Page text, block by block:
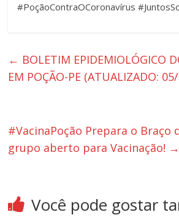
#PoçãoContraOCoronavírus
← BOLETIM EPIDEMIOLÓGICO
EM POÇÃO-PE (ATUALIZADO:
#VacinaPoção Prepara o Braço
grupo aberto para Vacinação! →
Você pode gostar